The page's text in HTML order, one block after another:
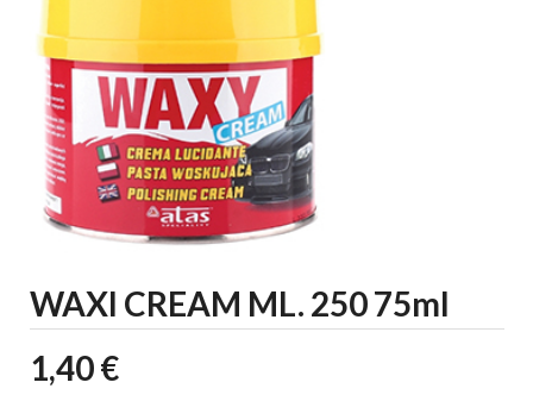
WAXI CREAM ML. 250 75ml
1,40 €